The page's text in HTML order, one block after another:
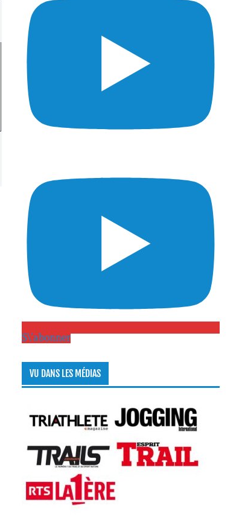
S\'abonner
VU DANS LES MÉDIAS